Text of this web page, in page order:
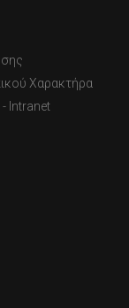
Χαρακτήρα
Intranet